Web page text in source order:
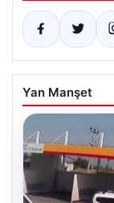
Yan Manşet